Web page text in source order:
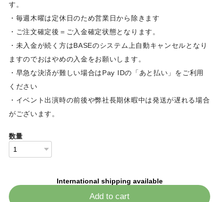
す。
・毎週木曜は定休日のため営業日から除きます
・ご注文確定後＝ご入金確定状態となります。
・未入金が続く方はBASEのシステム上自動キャンセルとなり
ますのでおはやめの入金をお願いします。
・早急な決済が難しい場合はPay IDの「あと払い」をご利用
ください
・イベント出演時の前後や弊社長期休暇中は発送が遅れる場合
がございます。
数量
International shipping available
Add to cart